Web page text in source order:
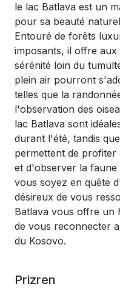
le lac Batlava est un
pour sa beauté
Entouré de forêts
imposants, il offre
sérénité loin du
plein air pourront
telles que la
l'observation des
lac Batlava sont
durant l'été, tandis
permettent de profiter
et d'observer la faune
vous soyez en quête
désireux de vous
Batlava vous offre un
de vous reconnecter
du Kosovo.
Prizren